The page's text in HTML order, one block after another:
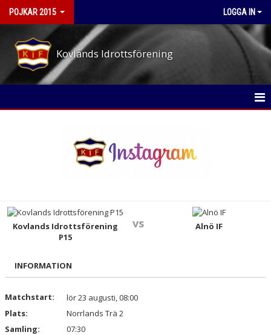
POJKAR 2015 LOGGA IN
Kovlands Idrottsförening
TRUPPEN
DOKUMENT
KONTAKT
Kovlands Idrottsförening
P15
vs Alnö IF
INFORMATION
Matchstart:
lör 23 augusti, 08:00
Plats:
Norrlands Trä 2
Samling:
07:30